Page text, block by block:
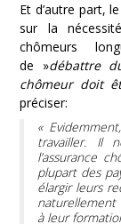
Et d’autre part,
sur la
chômeurs
de »débattre
chômeur doit
préciser:
«
travailler. Il
l’assurance
plupart des
élargir leurs
naturellement
à leur